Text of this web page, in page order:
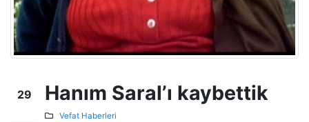
29 Hanım Saral’ı kaybettik
Vefat Haberleri